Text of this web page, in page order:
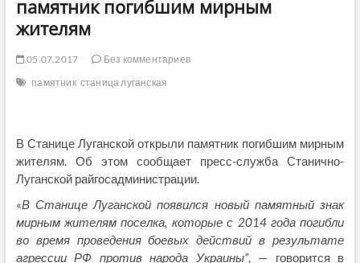
памятник погибшим мирным
жителям
05.07.2017
Без комментариев
памятник станица луганская
В Станице Луганской открыли памятник погибшим мирным
жителям. Об этом сообщает пресс-служба Станично-
Луганской райгосадминистрации.
«В Станице Луганской появился новый памятный знак
мирным жителям поселка, которые с 2014 года погибли
во время проведения боевых действий в результате
агрессии РФ против народа Украины”, — говорится в